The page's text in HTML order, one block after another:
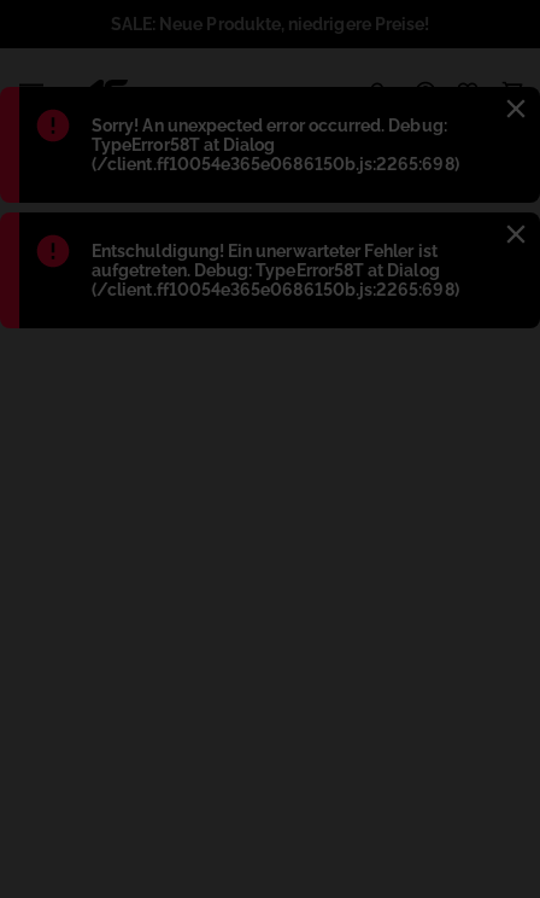
Błąd:
Sorry! An unexpected error occurred. Debug:
TypeError58T at Dialog
(/client.ff10054e365e0686150b.js:2265:698)
Błąd:
Entschuldigung! Ein unerwarteter Fehler ist
aufgetreten. Debug: TypeError58T at Dialog
(/client.ff10054e365e0686150b.js:2265:698)
SALE: Neue Produkte, niedrigere Preise!